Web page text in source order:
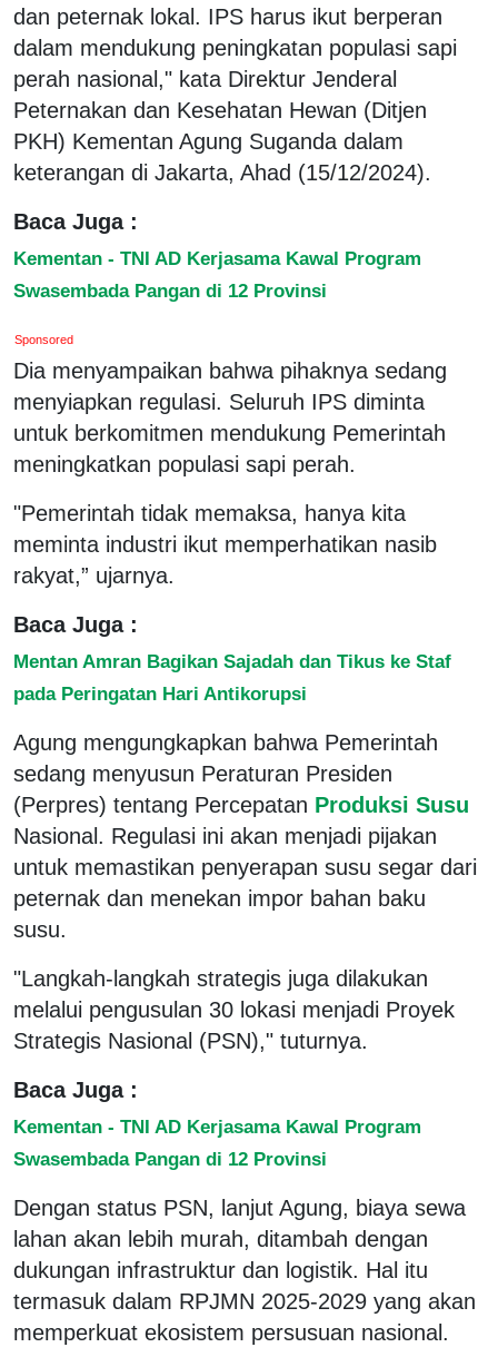
dan peternak lokal. IPS harus ikut berperan
dalam mendukung peningkatan populasi sapi
perah nasional," kata Direktur Jenderal
Peternakan dan Kesehatan Hewan (Ditjen
PKH) Kementan Agung Suganda dalam
keterangan di Jakarta, Ahad (15/12/2024).
Baca Juga :
Kementan - TNI AD Kerjasama Kawal Program
Swasembada Pangan di 12 Provinsi
Sponsored
Dia menyampaikan bahwa pihaknya sedang
menyiapkan regulasi. Seluruh IPS diminta
untuk berkomitmen mendukung Pemerintah
meningkatkan populasi sapi perah.
"Pemerintah tidak memaksa, hanya kita
meminta industri ikut memperhatikan nasib
rakyat,” ujarnya.
Baca Juga :
Mentan Amran Bagikan Sajadah dan Tikus ke Staf
pada Peringatan Hari Antikorupsi
Agung mengungkapkan bahwa Pemerintah
sedang menyusun Peraturan Presiden
(Perpres) tentang Percepatan Produksi Susu
Nasional. Regulasi ini akan menjadi pijakan
untuk memastikan penyerapan susu segar dari
peternak dan menekan impor bahan baku
susu.
"Langkah-langkah strategis juga dilakukan
melalui pengusulan 30 lokasi menjadi Proyek
Strategis Nasional (PSN)," tuturnya.
Baca Juga :
Kementan - TNI AD Kerjasama Kawal Program
Swasembada Pangan di 12 Provinsi
Dengan status PSN, lanjut Agung, biaya sewa
lahan akan lebih murah, ditambah dengan
dukungan infrastruktur dan logistik. Hal itu
termasuk dalam RPJMN 2025-2029 yang akan
memperkuat ekosistem persusuan nasional.